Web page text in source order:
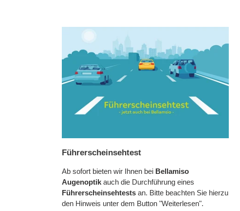
Führerscheinsehtest
Ab sofort bieten wir Ihnen bei Bellamiso
Augenoptik auch die Durchführung eines
Führerscheinsehtests an. Bitte beachten Sie hierzu
den Hinweis unter dem Button "Weiterlesen".